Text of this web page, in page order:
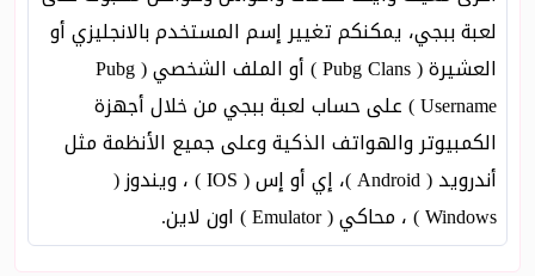
لعبة ببجي، يمكنكم تغيير إسم المستخدم بالانجليزي أو
العشيرة ( Pubg Clans ) أو الملف الشخصي ( Pubg
Username ) على حساب لعبة ببجي من خلال أجهزة
الكمبيوتر والهواتف الذكية وعلى جميع الأنظمة مثل
أندرويد ( Android )، إي أو إس ( IOS ) ، ويندوز (
Windows ) ، محاكي ( Emulator ) اون لاين.